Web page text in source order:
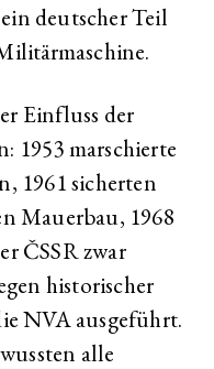
deutscher Teil
Einfluss der
1953 marschierte
1961 sicherten
Mauerbau, 1968
ČSSR zwar
historischer
NVA ausgeführt.
alle